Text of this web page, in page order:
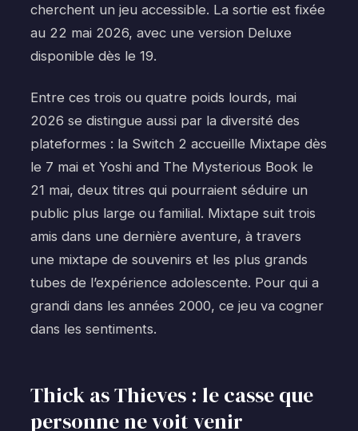
cherchent un jeu accessible. La sortie est fixée
au 22 mai 2026, avec une version Deluxe
disponible dès le 19.
Entre ces trois ou quatre poids lourds, mai
2026 se distingue aussi par la diversité des
plateformes : la Switch 2 accueille Mixtape dès
le 7 mai et Yoshi and The Mysterious Book le
21 mai, deux titres qui pourraient séduire un
public plus large ou familial. Mixtape suit trois
amis dans une dernière aventure, à travers
une mixtape de souvenirs et les plus grands
tubes de l’expérience adolescente. Pour qui a
grandi dans les années 2000, ce jeu va cogner
dans les sentiments.
Thick as Thieves : le casse que
personne ne voit venir